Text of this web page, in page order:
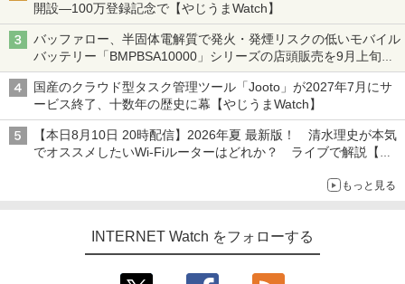
開設―100万登録記念で【やじうまWatch】
バッファロー、半固体電解質で発火・発煙リスクの低いモバイル
バッテリー「BMPBSA10000」シリーズの店頭販売を9月上旬に
開始
国産のクラウド型タスク管理ツール「Jooto」が2027年7月にサ
ービス終了、十数年の歴史に幕【やじうまWatch】
【本日8月10日 20時配信】2026年夏 最新版！ 清水理史が本気
でオススメしたいWi-Fiルーターはどれか？ ライブで解説【清
もっと見る
INTERNET Watch をフォローする